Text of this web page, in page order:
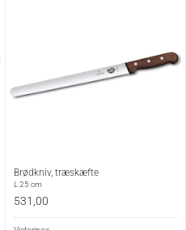
Brødkniv, træskæfte
L 25 cm
531,00